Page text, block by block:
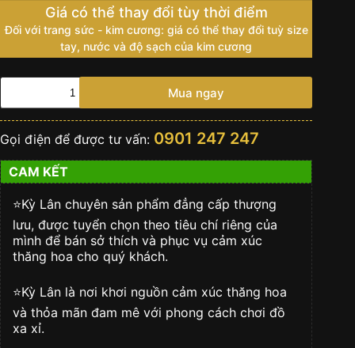
Giá có thể thay đổi tùy thời điểm
Đối với trang sức - kim cương: giá có thể thay đổi tuỳ size
tay, nước và độ sạch của kim cương
ROLEX
DATE
BẠCH
KIM
-
m228396tbr-
0027
số
lượng
Mua ngay
Gọi điện để được tư vấn: 0901 247 247
CAM KẾT
⭐️Kỳ Lân chuyên sản phẩm đẳng cấp thượng
lưu, được tuyển chọn theo tiêu chí riêng của
mình để bán sở thích và phục vụ cảm xúc
thăng hoa cho quý khách.
⭐️Kỳ Lân là nơi khơi nguồn cảm xúc thăng hoa
và thỏa mãn đam mê với phong cách chơi đồ
xa xỉ.